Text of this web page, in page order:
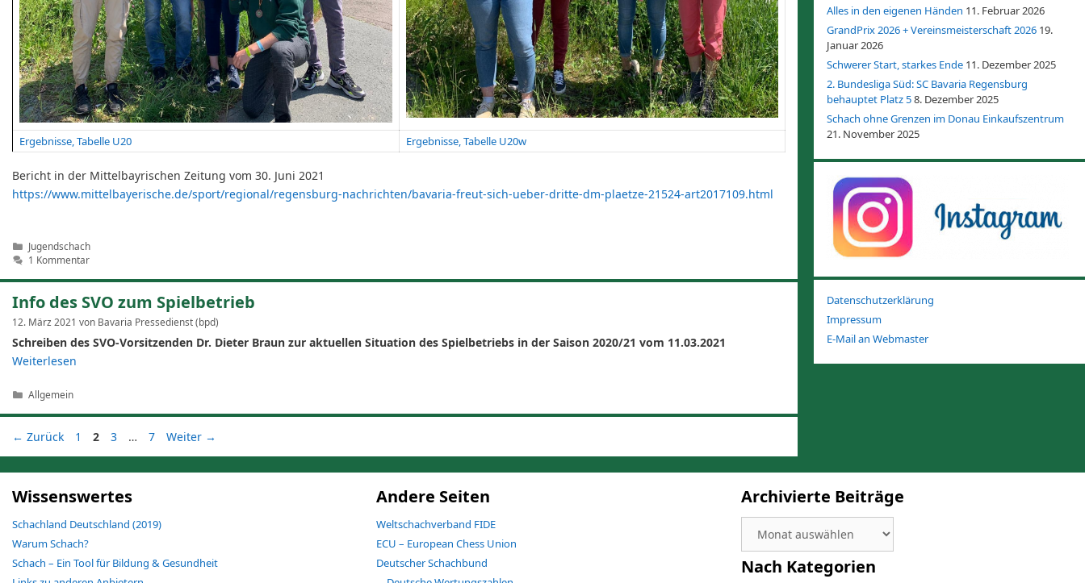
Ergebnisse, Tabelle U20 Ergebnisse, Tabelle U20w
Bericht in der Mittelbayrischen Zeitung vom 30. Juni 2021
https://www.mittelbayerische.de/sport/regional/regensburg-nachrichten/bavaria-freut-sich-ueber-dritte-dm-plaetze-21524-art2017109.html
Kategorien
Jugendschach
1 Kommentar
Info des SVO zum Spielbetrieb
12. März 2021 von Bavaria Pressedienst (bpd)
Schreiben des SVO-Vorsitzenden Dr. Dieter Braun zur aktuellen Situation des Spielbetriebs in der Saison 2020/21 vom 11.03.2021
Weiterlesen
Kategorien
Allgemein
← Zurück Seite
1 Seite
2 Seite
3 … Seite
7 Weiter →
Alles in den eigenen Händen 11. Februar 2026
GrandPrix 2026 + Vereinsmeisterschaft 2026 19.
Januar 2026
Schwerer Start, starkes Ende 11. Dezember 2025
2. Bundesliga Süd: SC Bavaria Regensburg
behauptet Platz 58. Dezember 2025
Schach ohne Grenzen im Donau Einkaufszentrum
21. November 2025
Datenschutzerklärung
Impressum
E-Mail an Webmaster
Wissenswertes
Schachland Deutschland (2019)
Warum Schach?
Schach – Ein Tool für Bildung & Gesundheit
Andere Seiten
Weltschachverband FIDE
ECU – European Chess Union
Deutscher Schachbund
Archivierte Beiträge
Beiträge
Nach Kategorien